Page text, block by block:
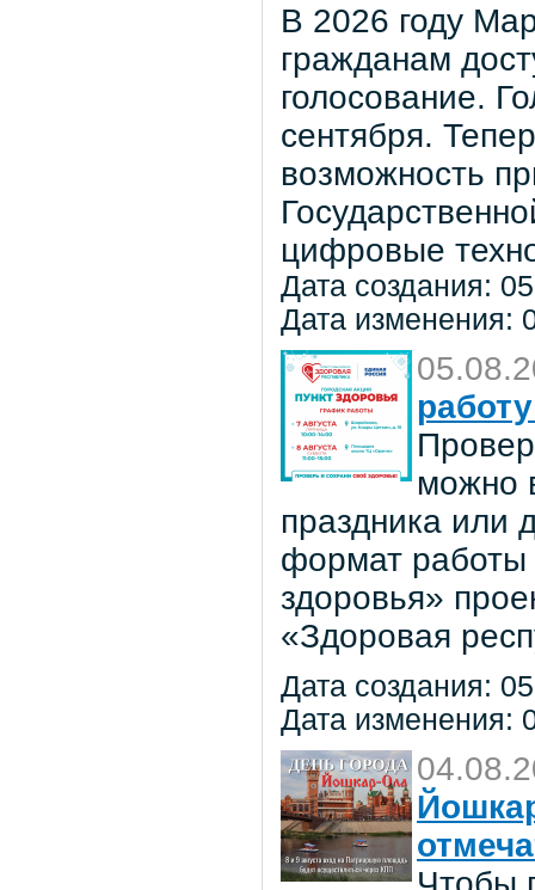
В 2026 году
гражданам
голосование.
сентября.
возможность
цифровые
Дата создания:
Дата изменения:
можно
праздника или
формат работы
здоровья»
«Здоровая
Дата создания:
Дата изменения: